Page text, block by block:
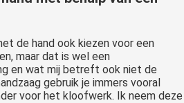
de hand ook kiezen voor een
maar dat is wel een
en wat mij betreft ook niet de
gebruik je immers vooral
voor het kloofwerk. Ik neem deze